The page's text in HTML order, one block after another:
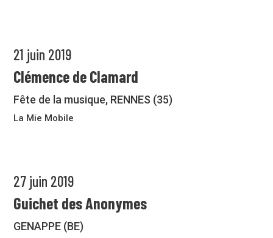
21 juin 2019
Clémence de Clamard
Fête de la musique, RENNES (35)
La Mie Mobile
27 juin 2019
Guichet des Anonymes
GENAPPE (BE)